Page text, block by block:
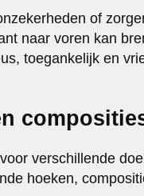
of
naar voren kan
toegankelijk en
verschillende
hoeken,